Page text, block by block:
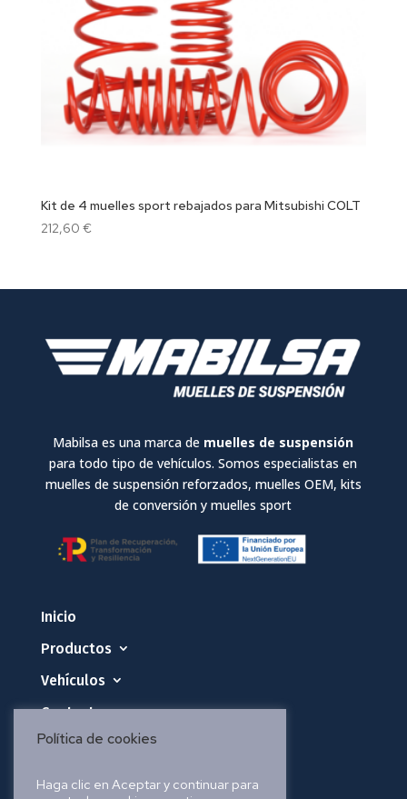
Kit de 4 muelles sport rebajados para Mitsubishi COLT
212,60 €
Mabilsa es una marca de muelles de suspensión
para todo tipo de vehículos. Somos especialistas en
muelles de suspensión reforzados, muelles OEM, kits
de conversión y muelles sport
Inicio
Productos
Vehículos
Contacto
Política de cookies
Haga clic en Aceptar y continuar para